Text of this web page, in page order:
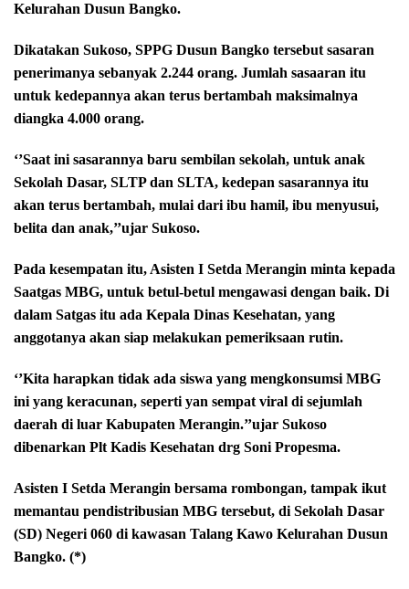
Kelurahan Dusun Bangko.
Dikatakan Sukoso, SPPG Dusun Bangko tersebut sasaran
penerimanya sebanyak 2.244 orang. Jumlah sasaaran itu
untuk kedepannya akan terus bertambah maksimalnya
diangka 4.000 orang.
‘’Saat ini sasarannya baru sembilan sekolah, untuk anak
Sekolah Dasar, SLTP dan SLTA, kedepan sasarannya itu
akan terus bertambah, mulai dari ibu hamil, ibu menyusui,
belita dan anak,’’ujar Sukoso.
Pada kesempatan itu, Asisten I Setda Merangin minta kepada
Saatgas MBG, untuk betul-betul mengawasi dengan baik. Di
dalam Satgas itu ada Kepala Dinas Kesehatan, yang
anggotanya akan siap melakukan pemeriksaan rutin.
‘’Kita harapkan tidak ada siswa yang mengkonsumsi MBG
ini yang keracunan, seperti yan sempat viral di sejumlah
daerah di luar Kabupaten Merangin.’’ujar Sukoso
dibenarkan Plt Kadis Kesehatan drg Soni Propesma.
Asisten I Setda Merangin bersama rombongan, tampak ikut
memantau pendistribusian MBG tersebut, di Sekolah Dasar
(SD) Negeri 060 di kawasan Talang Kawo Kelurahan Dusun
Bangko. (*)